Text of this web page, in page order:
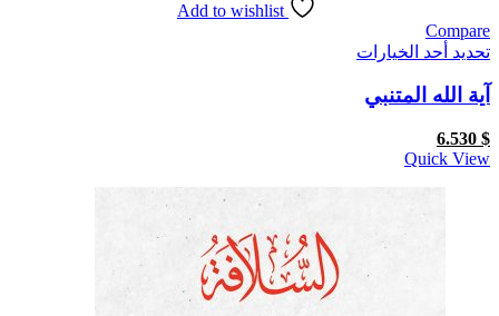
Add to wishlist
Compare
تحديد أحد الخيارات
الخيارات
على
صفحة
المنتج
آية الله المتنبي
6.530 $
Quick View